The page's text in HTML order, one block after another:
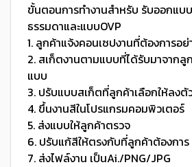
ขั้นตอนการทำงานสำหรับ รับออกแบ
ธรรมดาและแบบOVP
1. ลูกค้าแจ้งคอนเซปงานที่ต้องการอย่
2. สเก็ตงานตามแบบที่ได้รับมาจากลู
แบบ
3. ปรับแบบสเก็ตที่ลูกค้าเลือกให้ลง
4. ขึ้นงานสีในโปรแกรมคอมพิวเตอร์
5. ส่งแบบให้ลูกค้าตรวจ
6. ปรับแก้สีให้ตรงกับที่ลูกค้าต้องการ
7. ส่งไฟล์งาน เป็นAi./PNG/JPG